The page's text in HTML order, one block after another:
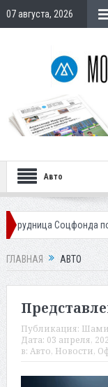
07 августа, 2026
Авто
получила срок за
ГЛАВНАЯ АВТО
Публикация:
Дата: 03 апреля,
в: Авто, Новости,